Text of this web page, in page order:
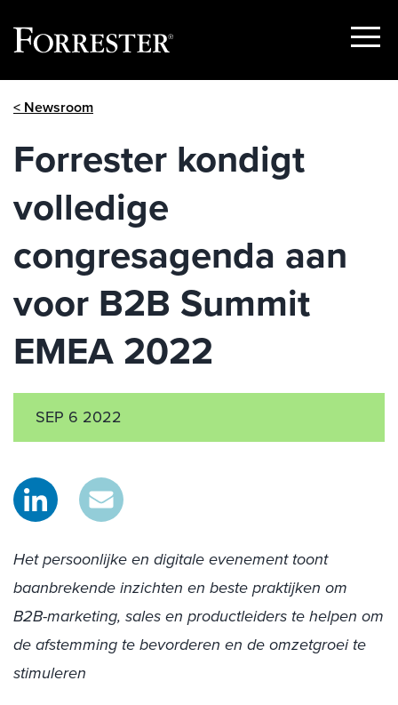
Show
< Newsroom
Forrester kondigt
volledige
congresagenda aan
voor B2B Summit
EMEA 2022
SEP 6 2022
Het persoonlijke en digitale evenement toont
baanbrekende inzichten en beste praktijken om
B2B-marketing, sales en productleiders te helpen om
de afstemming te bevorderen en de omzetgroei te
stimuleren